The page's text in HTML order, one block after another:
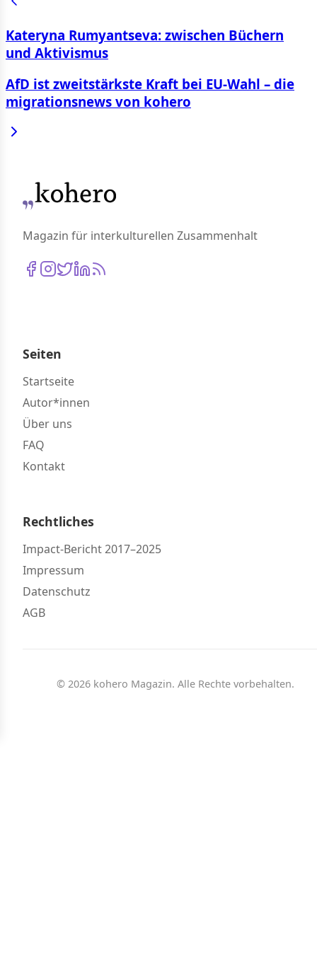
Kateryna Rumyantseva: zwischen Büchern
und Aktivismus
AfD ist zweitstärkste Kraft bei EU-Wahl – die
migrationsnews von kohero
Magazin für interkulturellen Zusammenhalt
Seiten
Startseite
Autor*innen
Über uns
FAQ
Kontakt
Rechtliches
Impact-Bericht 2017–2025
Impressum
Datenschutz
AGB
© 2026 kohero Magazin. Alle Rechte vorbehalten.